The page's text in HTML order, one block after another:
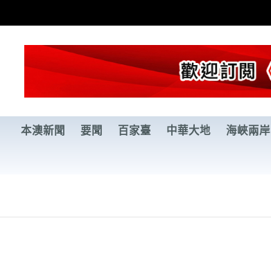
本澳新聞 要聞 百家臺 中華大地 海峽兩岸